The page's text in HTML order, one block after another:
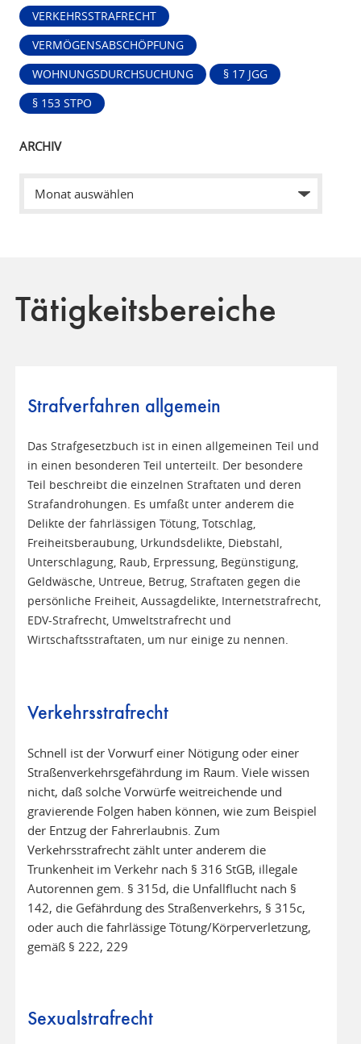
VERKEHRSSTRAFRECHT
VERMÖGENSABSCHÖPFUNG
WOHNUNGSDURCHSUCHUNG § 17 JGG
§ 153 STPO
ARCHIV
Tätigkeitsbereiche
Strafverfahren allgemein
Das Strafgesetzbuch ist in einen allgemeinen Teil und
in einen besonderen Teil unterteilt. Der besondere
Teil beschreibt die einzelnen Straftaten und deren
Strafandrohungen. Es umfaßt unter anderem die
Delikte der fahrlässigen Tötung, Totschlag,
Freiheitsberaubung, Urkundsdelikte, Diebstahl,
Unterschlagung, Raub, Erpressung, Begünstigung,
Geldwäsche, Untreue, Betrug, Straftaten gegen die
persönliche Freiheit, Aussagdelikte, Internetstrafrecht,
EDV-Strafrecht, Umweltstrafrecht und
Wirtschaftsstraftaten, um nur einige zu nennen.
Verkehrsstrafrecht
Schnell ist der Vorwurf einer Nötigung oder einer
Straßenverkehrsgefährdung im Raum. Viele wissen
nicht, daß solche Vorwürfe weitreichende und
gravierende Folgen haben können, wie zum Beispiel
der Entzug der Fahrerlaubnis. Zum
Verkehrsstrafrecht zählt unter anderem die
Trunkenheit im Verkehr nach § 316 StGB, illegale
Autorennen gem. § 315d, die Unfallflucht nach §
142, die Gefährdung des Straßenverkehrs, § 315c,
oder auch die fahrlässige Tötung/Körperverletzung,
gemäß § 222, 229
Sexualstrafrecht